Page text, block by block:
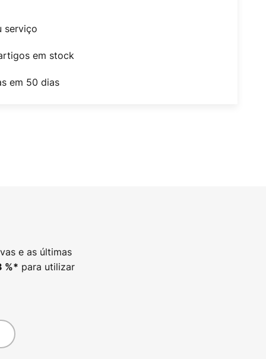
serviço
em stock
em 50 dias
e as últimas
%* para utilizar